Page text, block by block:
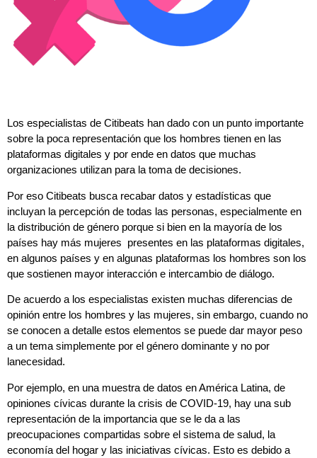
Los especialistas de Citibeats han dado con un punto importante
sobre la poca representación que los hombres tienen en las
plataformas digitales y por ende en datos que muchas
organizaciones utilizan para la toma de decisiones.
Por eso Citibeats busca recabar datos y estadísticas que
incluyan la percepción de todas las personas, especialmente en
la distribución de género porque si bien en la mayoría de los
países hay más mujeres presentes en las plataformas digitales,
en algunos países y en algunas plataformas los hombres son los
que sostienen mayor interacción e intercambio de diálogo.
De acuerdo a los especialistas existen muchas diferencias de
opinión entre los hombres y las mujeres, sin embargo, cuando no
se conocen a detalle estos elementos se puede dar mayor peso
a un tema simplemente por el género dominante y no por
lanecesidad.
Por ejemplo, en una muestra de datos en América Latina, de
opiniones cívicas durante la crisis de COVID-19, hay una sub
representación de la importancia que se le da a las
preocupaciones compartidas sobre el sistema de salud, la
economía del hogar y las iniciativas cívicas. Esto es debido a